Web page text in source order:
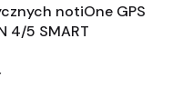
notiOne GPS
4/5 SMART